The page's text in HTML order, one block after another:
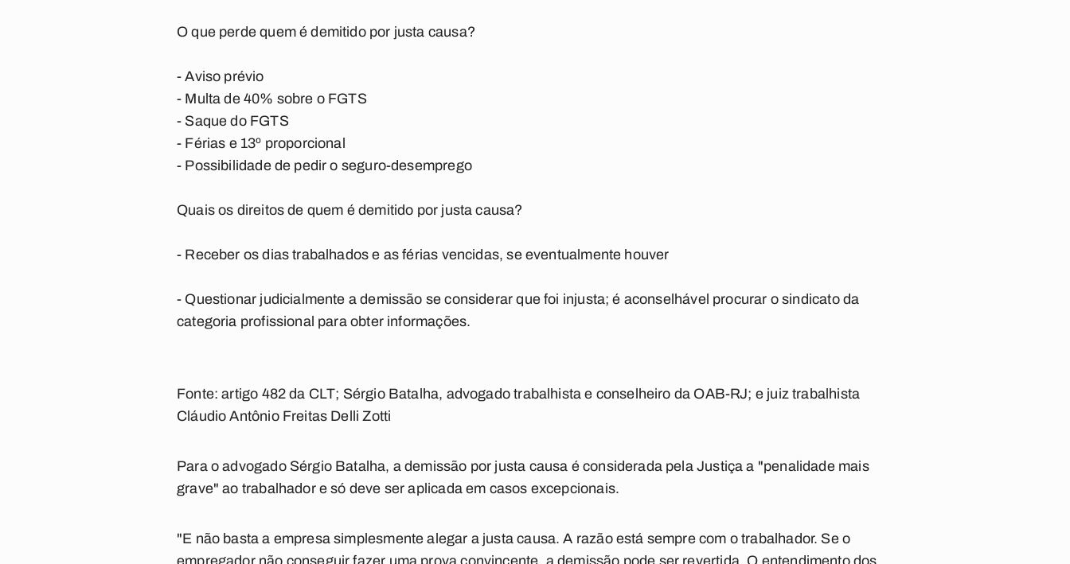
O que perde quem é demitido por justa causa?
- Aviso prévio
- Multa de 40% sobre o FGTS
- Saque do FGTS
- Férias e 13º proporcional
- Possibilidade de pedir o seguro-desemprego
Quais os direitos de quem é demitido por justa causa?
- Receber os dias trabalhados e as férias vencidas, se eventualmente houver
- Questionar judicialmente a demissão se considerar que foi injusta; é aconselhável procurar o sindicato da
categoria profissional para obter informações.
Fonte: artigo 482 da CLT; Sérgio Batalha, advogado trabalhista e conselheiro da OAB-RJ; e juiz trabalhista
Cláudio Antônio Freitas Delli Zotti
Para o advogado Sérgio Batalha, a demissão por justa causa é considerada pela Justiça a "penalidade mais
grave" ao trabalhador e só deve ser aplicada em casos excepcionais.
"E não basta a empresa simplesmente alegar a justa causa. A razão está sempre com o trabalhador. Se o
empregador não conseguir fazer uma prova convincente, a demissão pode ser revertida. O entendimento dos